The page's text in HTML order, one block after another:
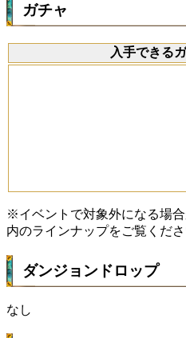
ガチャ
入手できる
※イベントで対象外になる場
内のラインナップをご覧くださ
ダンジョンドロップ
なし